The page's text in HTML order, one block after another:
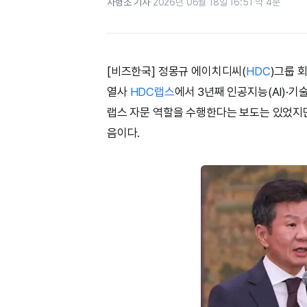
차형조 기자·2026년 06월 18일 16:51 ·약 4분
[비즈한국] 정몽규 에이치디씨(HDC)그룹
열사 HDC랩스에서 3년째 인공지능(AI)·기
랩스 자문 역할을 수행한다는 보도는 있었
음이다.